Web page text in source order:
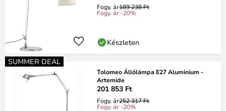
Fogy. ár189 238 Ft
Fogy. ár -20%
Készleten
SUMMER DEAL
Tolomeo Állólámpa E27 Aluminium -
Artemide
201 853 Ft
Fogy. ár252 317 Ft
Fogy. ár -20%